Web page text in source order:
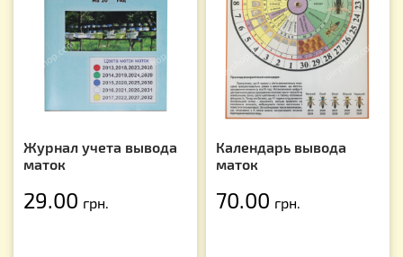
Журнал учета вывода
маток
29.00 грн.
Календарь вывода
маток
70.00 грн.